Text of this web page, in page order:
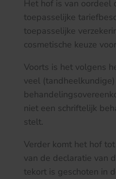
Het hof is van oordeel
toepasselijke
toepasselijke
cosmetische keuze
Voorts is het volgens
veel
niet een schriftelijk
stelt.
Verder komt het hof
van de declaratie van
tekort is geschoten in